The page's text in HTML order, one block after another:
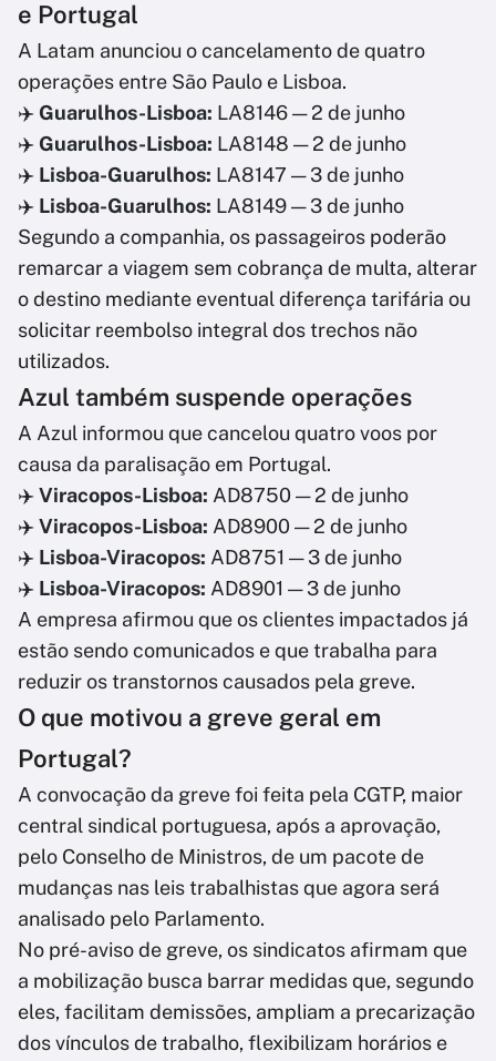
e Portugal
A Latam anunciou o cancelamento de quatro
operações entre São Paulo e Lisboa.
✈️Guarulhos-Lisboa: LA8146 — 2 de junho
✈️Guarulhos-Lisboa: LA8148 — 2 de junho
✈️ Lisboa-Guarulhos: LA8147 — 3 de junho
✈️ Lisboa-Guarulhos: LA8149 — 3 de junho
Segundo a companhia, os passageiros poderão
remarcar a viagem sem cobrança de multa, alterar
o destino mediante eventual diferença tarifária ou
solicitar reembolso integral dos trechos não
utilizados.
Azul também suspende operações
A Azul informou que cancelou quatro voos por
causa da paralisação em Portugal.
✈️Viracopos-Lisboa: AD8750 — 2 de junho
✈️Viracopos-Lisboa: AD8900 — 2 de junho
✈️ Lisboa-Viracopos: AD8751 — 3 de junho
✈️ Lisboa-Viracopos: AD8901 — 3 de junho
A empresa afirmou que os clientes impactados já
estão sendo comunicados e que trabalha para
reduzir os transtornos causados pela greve.
O que motivou a greve geral em
Portugal?
A convocação da greve foi feita pela CGTP, maior
central sindical portuguesa, após a aprovação,
pelo Conselho de Ministros, de um pacote de
mudanças nas leis trabalhistas que agora será
analisado pelo Parlamento.
No pré-aviso de greve, os sindicatos afirmam que
a mobilização busca barrar medidas que, segundo
eles, facilitam demissões, ampliam a precarização
dos vínculos de trabalho, flexibilizam horários e